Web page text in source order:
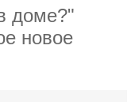
доме?"
новое